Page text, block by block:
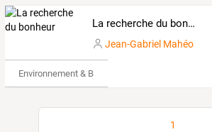
La recherche du bonheur
Jean-Gabriel Mahéo
Environnement & Bio
1